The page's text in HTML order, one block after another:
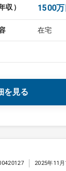
収） 1500
在宅
を見る
2025年11